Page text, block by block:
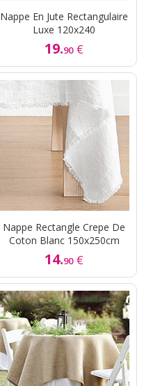
Nappe En Jute Rectangulaire
Luxe 120x240
19.90 €
Nappe Rectangle Crepe De
Coton Blanc 150x250cm
14.90 €